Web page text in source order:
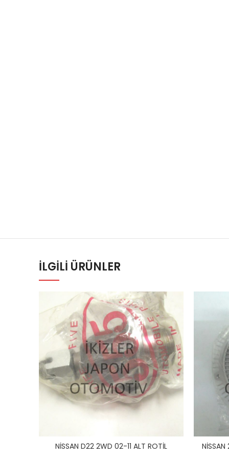
İLGILI ÜRÜNLER
NİSSAN D22 2WD 02-11 ALT ROTİL